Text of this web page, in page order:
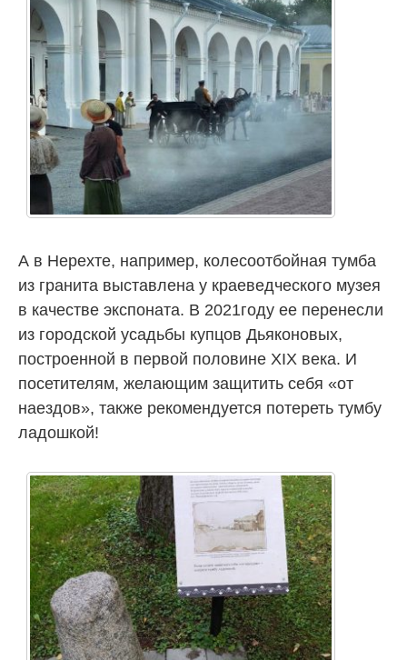
А в Нерехте, например, колесоотбойная тумба
из гранита выставлена у краеведческого музея
в качестве экспоната. В 2021году ее перенесли
из городской усадьбы купцов Дьяконовых,
построенной в первой половине XIX века. И
посетителям, желающим защитить себя «от
наездов», также рекомендуется потереть тумбу
ладошкой!